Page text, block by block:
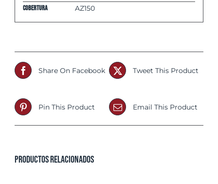
Cobertura AZ150
Share On Facebook Tweet This Product
Pin This Product Email This Product
Productos relacionados